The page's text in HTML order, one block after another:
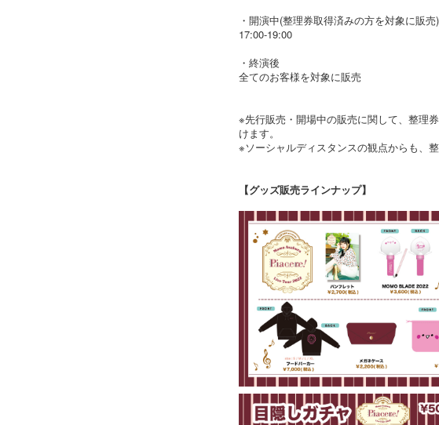
・開演中(整理券取得済みの方を対象に販売)
17:00-19:00
・終演後
全てのお客様を対象に販売
※先行販売・開場中の販売に関して、整理
けます。
※ソーシャルディスタンスの観点からも、
【グッズ販売ラインナップ】